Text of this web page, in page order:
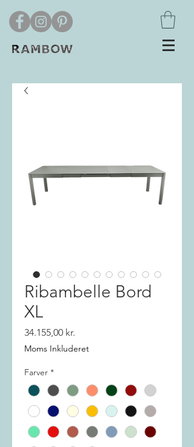
Ribambelle Bord
XL
34.155,00 kr.
Moms Inkluderet
Farver *